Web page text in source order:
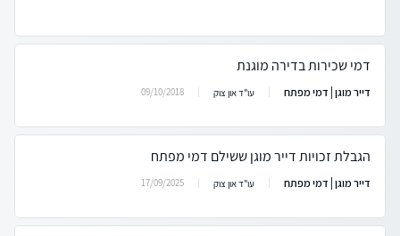
דמי שכירות בדירה מוגנת
דייר מוגן | דמי מפתח עו"ד און צוק 09/10/2018
הגבלת זכויות דייר מוגן ששילם דמי מפתח
דייר מוגן | דמי מפתח עו"ד און צוק 17/09/2025